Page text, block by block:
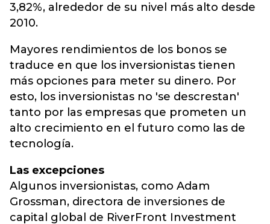
3,82%, alrededor de su nivel más alto desde
2010.
Mayores rendimientos de los bonos se
traduce en que los inversionistas tienen
más opciones para meter su dinero. Por
esto, los inversionistas no 'se descrestan'
tanto por las empresas que prometen un
alto crecimiento en el futuro como las de
tecnología.
Las excepciones
Algunos inversionistas, como Adam
Grossman, directora de inversiones de
capital global de RiverFront Investment